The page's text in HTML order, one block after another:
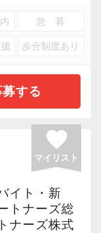
ルに応じて
能です。
読取サービ
デジタル化
を整えてい
急 募
歩合制度あり
募する
favorite
マイリスト
イト・新
トナーズ総
ナーズ株式